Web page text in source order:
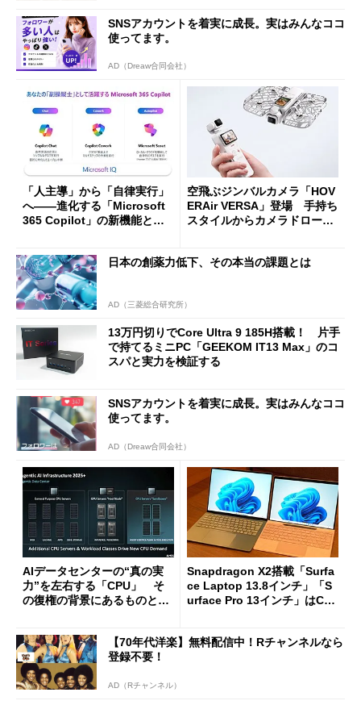
SNSアカウントを着実に成長。実はみんなココ
使ってます。
AD（Dreaw合同会社）
「人主導」から「自律実行」
へ――進化する「Microsoft
365 Copilot」の新機能とエ
空飛ぶジンバルカメラ「HOV
ERAir VERSA」登場 手持ち
スタイルからカメラドローン
日本の創薬力低下、その本当の課題とは
AD（三菱総合研究所）
13万円切りでCore Ultra 9 185H搭載！ 片手
で持てるミニPC「GEEKOM IT13 Max」のコ
スパと実力を検証する
SNSアカウントを着実に成長。実はみんなココ
使ってます。
AD（Dreaw合同会社）
AIデータセンターの“真の実
力”を左右する「CPU」 そ
の復権の背景にあるものと
Snapdragon X2搭載「Surfa
ce Laptop 13.8インチ」「S
urface Pro 13インチ」はCop
た
【70年代洋楽】無料配信中！Rチャンネルなら
登録不要！
AD（Rチャンネル）